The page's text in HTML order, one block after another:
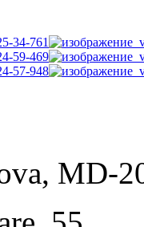
MD-